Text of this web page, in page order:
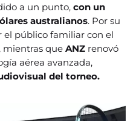
a un punto,con un
australianos. Por su
el público familiar con el
, mientras queANZ renovó
aérea avanzada,
del torneo.